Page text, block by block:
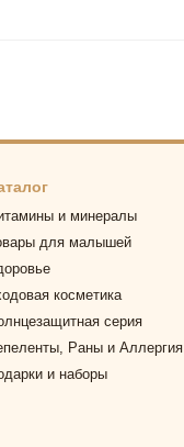
и минералы
для малышей
косметика
серия
Раны и Аллергия
и наборы